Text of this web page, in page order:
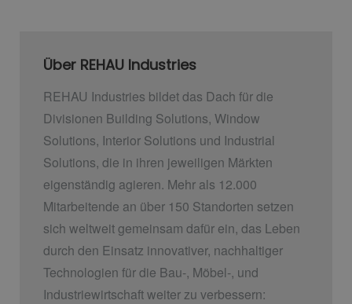
Über REHAU Industries
REHAU Industries bildet das Dach für die
Divisionen Building Solutions, Window
Solutions, Interior Solutions und Industrial
Solutions, die in ihren jeweiligen Märkten
eigenständig agieren. Mehr als 12.000
Mitarbeitende an über 150 Standorten setzen
sich weltweit gemeinsam dafür ein, das Leben
durch den Einsatz innovativer, nachhaltiger
Technologien für die Bau-, Möbel-, und
Industriewirtschaft weiter zu verbessern: